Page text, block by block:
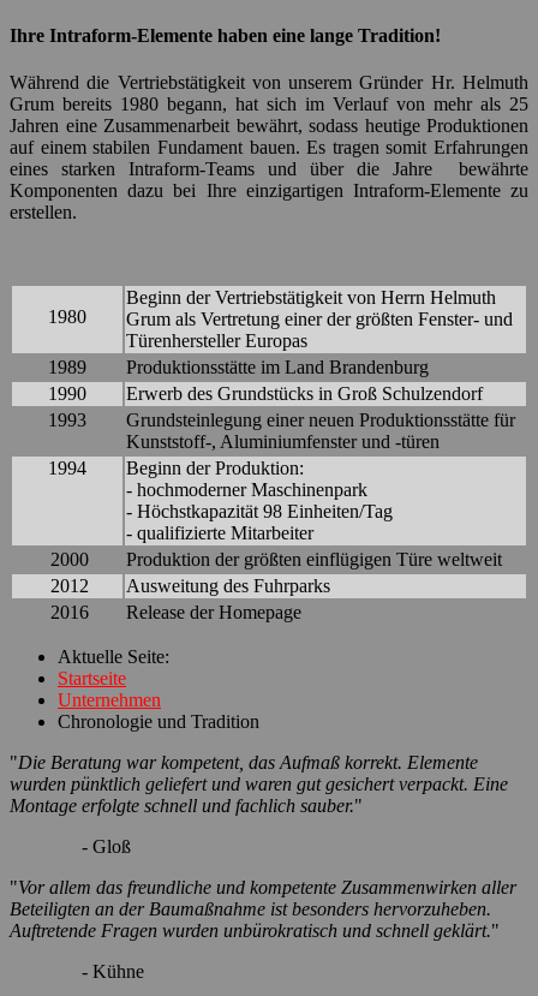
Ihre Intraform-Elemente haben eine lange Tradition!
Während die Vertriebstätigkeit von unserem Gründer Hr. Helmuth
Grum bereits 1980 begann, hat sich im Verlauf von mehr als 25
Jahren eine Zusammenarbeit bewährt, sodass heutige Produktionen
auf einem stabilen Fundament bauen. Es tragen somit Erfahrungen
eines starken Intraform-Teams und über die Jahre bewährte
Komponenten dazu bei Ihre einzigartigen Intraform-Elemente zu
erstellen.
1980
Beginn der Vertriebstätigkeit von Herrn Helmuth
Grum als Vertretung einer der größten Fenster- und
Türenhersteller Europas
1989
Produktionsstätte im Land Brandenburg
1990
Erwerb des Grundstücks in Groß Schulzendorf
1993
Grundsteinlegung einer neuen Produktionsstätte für
Kunststoff-, Aluminiumfenster und -türen
1994
Beginn der Produktion:
- hochmoderner Maschinenpark
- Höchstkapazität 98 Einheiten/Tag
- qualifizierte Mitarbeiter
2000
Produktion der größten einflügigen Türe weltweit
2012
Ausweitung des Fuhrparks
2016
Release der Homepage
Aktuelle Seite:
Startseite
Unternehmen
Chronologie und Tradition
"Die Beratung war kompetent, das Aufmaß korrekt. Elemente
wurden pünktlich geliefert und waren gut gesichert verpackt. Eine
Montage erfolgte schnell und fachlich sauber."
- Gloß
"Vor allem das freundliche und kompetente Zusammenwirken aller
Beteiligten an der Baumaßnahme ist besonders hervorzuheben.
Auftretende Fragen wurden unbürokratisch und schnell geklärt."
- Kühne